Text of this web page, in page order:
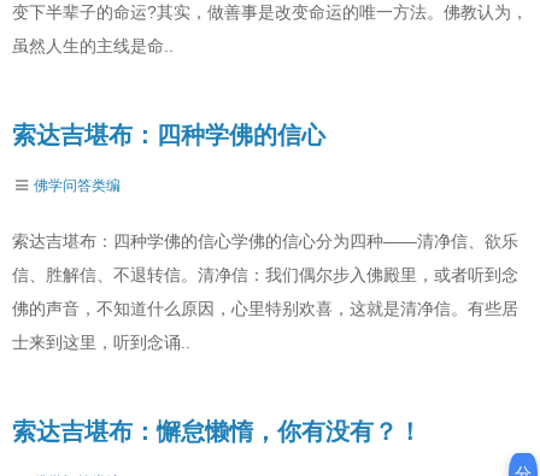
变下半辈子的命运?其实，做善事是改变命运的唯一方法。佛教认为，
虽然人生的主线是命..
索达吉堪布：四种学佛的信心
佛学问答类编
索达吉堪布：四种学佛的信心学佛的信心分为四种——清净信、欲乐
信、胜解信、不退转信。清净信：我们偶尔步入佛殿里，或者听到念
佛的声音，不知道什么原因，心里特别欢喜，这就是清净信。有些居
士来到这里，听到念诵..
索达吉堪布：懈怠懒惰，你有没有？！